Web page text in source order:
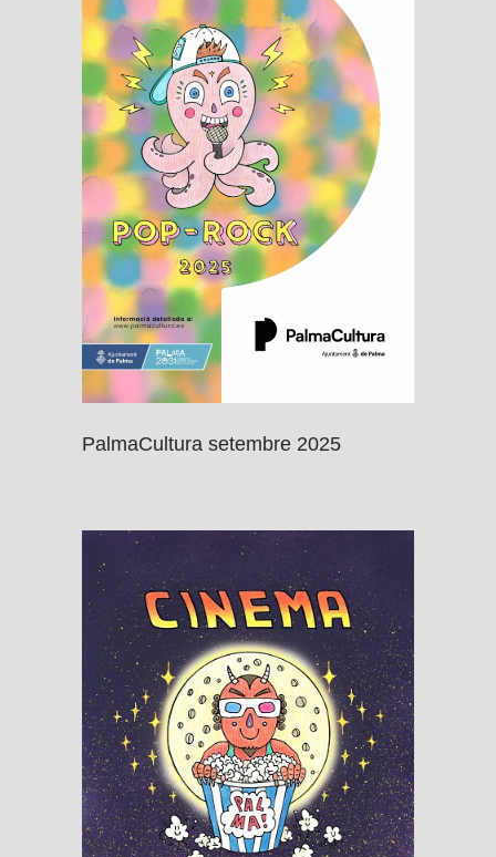
PalmaCultura setembre 2025